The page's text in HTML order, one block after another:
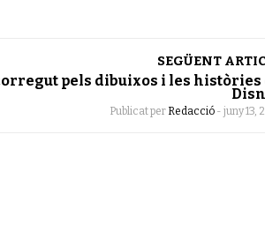
SEGÜENT
pels dibuixos i les històries
Publicat per Redacció - juny 13,